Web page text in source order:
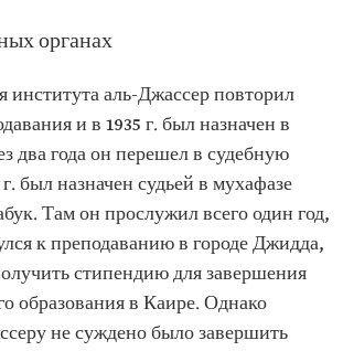
органах
института аль-Джассер повторил
и в 1935 г. был назначен в
два года он перешел в судебную
был назначен судьей в мухафазе
Там он прослужил всего один год,
к преподаванию в городе Джидда,
стипендию для завершения
образования в Каире. Однако
не суждено было завершить